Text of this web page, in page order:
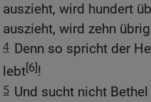
auszieht, wird hundert
auszieht, wird zehn
4 Denn so spricht der
lebt[6]!
5 Und sucht nicht